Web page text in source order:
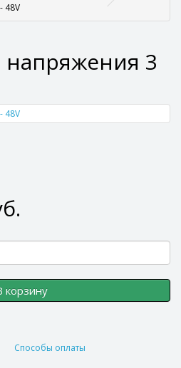
48V
3
корзину
Способы оплаты